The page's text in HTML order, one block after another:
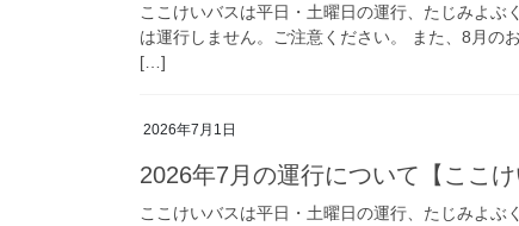
ここけいバスは平日・土曜日の運行、たじみよ
は運行しません。ご注意ください。 また、8月の
[…]
2026年7月1日
2026年7月の運行について【ここ
ここけいバスは平日・土曜日の運行、たじみよ